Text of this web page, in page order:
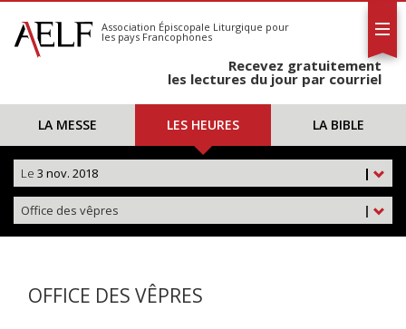
S'abonner
Calendrier
Association Épiscopale Liturgique pour
les pays Francophones
Recevez gratuitement
les lectures du jour par courriel
LA MESSE LES HEURES LA BIBLE
|
Le 3 nov. 2018
|
Office des vêpres
OFFICE DES VÊPRES